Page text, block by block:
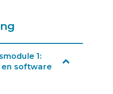
1:
en software